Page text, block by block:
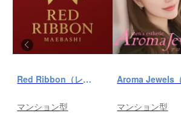
Red Ribbon（レッドリボン）前橋
マンション型 マンション型